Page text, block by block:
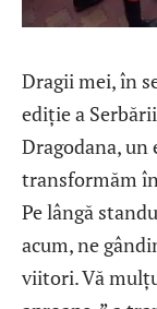
Dragii mei, în
ediție a
Dragodana, un
transformăm
Pe lângă
acum, ne
viitori. Vă